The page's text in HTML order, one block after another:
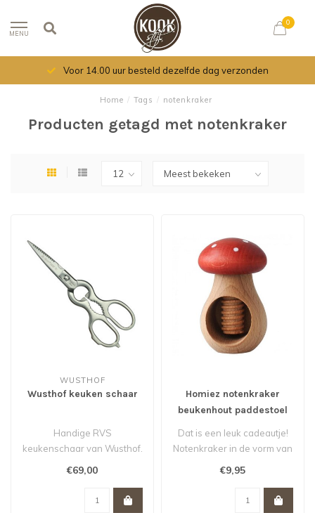
MENU
0
Voor 14.00 uur besteld dezelfde dag verzonden
Home / Tags / notenkraker
Producten getagd met notenkraker
WUSTHOF
Wusthof keuken schaar
Handige RVS
keukenschaar van Wusthof.
€69,00
Homiez notenkraker
beukenhout paddestoel
Dat is een leuk cadeautje!
Notenkraker in de vorm van
een rode paddestoel met
€9,95